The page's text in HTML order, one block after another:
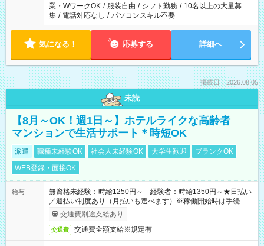
業・WワークOK / 服装自由 / シフト勤務 / 10名以上の大量募
集 / 電話対応なし / パソコンスキル不要
気になる！ 応募する 詳細へ
掲載日：2026.08.05
未読
【8月～OK！週1日～】ホテルライクな高齢者
マンションで生活サポート＊時短OK
派遣 職種未経験OK 社会人未経験OK 大学生歓迎
ブランクOK
WEB登録・面接OK
給与
無資格未経験：時給1250円～ 経験者：時給1350円～★日払い
／週払い制度あり（月払いも選べます）※稼働開始時は手続き完
了次第のお支払いとなります。
交通費別途支給あり
交通費 交通費全額支給※規定有